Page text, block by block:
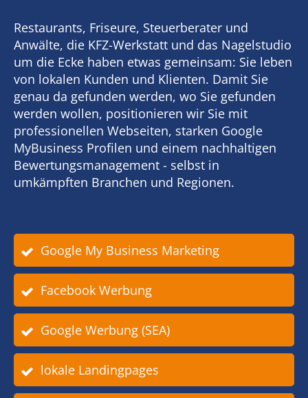
Restaurants, Friseure, Steuerberater und
Anwälte, die KFZ-Werkstatt und das Nagelstudio
um die Ecke haben etwas gemeinsam: Sie leben
von lokalen Kunden und Klienten. Damit Sie
genau da gefunden werden, wo Sie gefunden
werden wollen, positionieren wir Sie mit
professionellen Webseiten, starken Google
MyBusiness Profilen und einem nachhaltigen
Bewertungsmanagement - selbst in
umkämpften Branchen und Regionen.
Google My Business Marketing
Facebook Werbung
Google Werbung (SEA)
lokale Landingpages